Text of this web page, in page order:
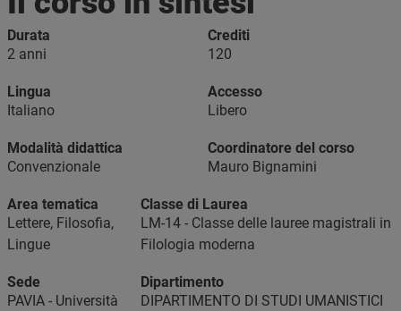
Durata
2 anni
Crediti
120
Lingua
Italiano
Accesso
Libero
Modalità didattica
Convenzionale
Coordinatore del corso
Mauro Bignamini
Area tematica
Lettere, Filosofia,
Lingue
Classe di Laurea
LM-14 - Classe delle lauree magistrali in
Filologia moderna
Sede
PAVIA - Università
Dipartimento
DIPARTIMENTO DI STUDI UMANISTICI